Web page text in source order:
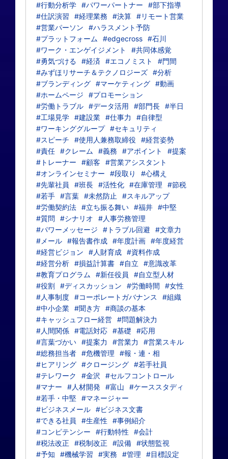
#行動分析学 #パワーパートナー
#部下指導
#仕訳演習
#経理業務 #決算 #リモート営業
#営業パーソン
#ハラスメント予防
#プラットフォーム
#edgecross #石川
#ワーク・エンゲイジメント
#共同体感覚
#勇気づける
#経済 #エコノミスト
#門間
#みずほリサーチ＆テクノロジーズ #分析
#ブランディング #マーケティング #動画
#ホームページ
#プロモーション
#労働トラブル #データ活用 #部門長 #半日
#工場見学 #建設業 #仕事力
#自律型
#ワーキンググループ #セキュリティ
#スピーチ
#使用人兼務取締役 #経営姿勢
#責任 #クレーム #義務 #アポイント
#提案
#トレーナー
#顧客
#営業アシスタント
#オンラインセミナー
#段取り
#心構え
#先輩社員
#班長 #活性化 #在庫管理
#節税
#若手 #言葉 #未然防止
#スキルアップ
#労働契約法 #立ち振る舞い #福井 #中堅
#質問
#シナリオ
#人事労務管理
#パワーメッセージ
#トラブル回避
#文章力
#メール #報告書作成 #年度計画 #年度経営
#経営ビジョン
#人財育成 #資料作成
#経営分析 #損益計算書 #自立
#意識改革
#教育プログラム
#新任役員
#自立型人材
#役割 #ディスカッション #労働時間
#女性
#人事制度 #コーポレートガバナンス
#組織
#中小企業 #聞き方 #商談の基本
#キャッシュフロー経営 #問題解決力
#人間関係 #電話対応 #基礎
#応用
#言葉づかい #提案力 #営業力
#営業スキル
#総務担当者 #危機管理
#報・連・相
#ヒアリング #クロージング #若手社員
#テレワーク
#金沢
#セルフコントロール
#マナー
#人材開発 #富山
#ケーススタディ
#若手・中堅 #マネージャー
#ビジネスメール #ビジネス文書
#できる社員
#生産性
#事例紹介
#コンピテンシー
#行動特性
#会計
#税法改正
#税制改正 #設備 #状態監視
#予知
#機械学習 #実務 #管理
#目標設定